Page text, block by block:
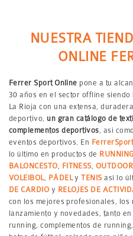
NUESTRA
ONLINE
Ferrer Sport Online pone a tu
30 años en el sector offline
La Rioja con una extensa,
deportivo, un gran catálogo de
complementos deportivos , así
eventos deportivos. En
lo último en productos de RUNNING
BALONCESTO
FITNESS OUTDOOR
VOLEIBOL, PÁDELyTENIS así lo
DE CARDIO y RELOJES DE
con los mejores profesionales, los
lanzamiento y novedades, tanto
running, complementos de